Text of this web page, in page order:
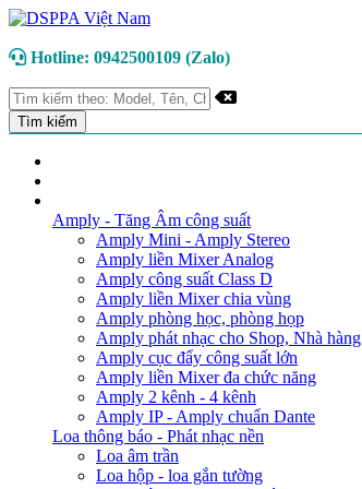
Hotline: 0942500109 (Zalo)
Amply - Tăng Âm công suất
Amply Mini - Amply Stereo
Amply liền Mixer Analog
Amply công suất Class D
Amply liền Mixer chia vùng
Amply phòng học, phòng họp
Amply phát nhạc cho Shop, Nhà hàng
Amply cục đẩy công suất lớn
Amply liền Mixer đa chức năng
Amply 2 kênh - 4 kênh
Amply IP - Amply chuẩn Dante
Loa thông báo - Phát nhạc nền
Loa âm trần
Loa hộp - loa gắn tường